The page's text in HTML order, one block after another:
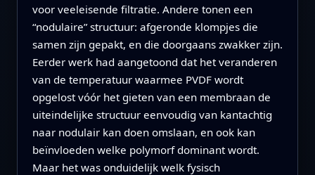
voor veeleisende filtratie. Andere tonen een
“nodulaire” structuur: afgeronde klompjes die
samen zijn gepakt, en die doorgaans zwakker zijn.
Eerder werk had aangetoond dat het veranderen
van de temperatuur waarmee PVDF wordt
opgelost vóór het gieten van een membraan de
uiteindelijke structuur eenvoudig van kantachtig
naar nodulair kan doen omslaan, en ook kan
beïnvloeden welke polymorf dominant wordt.
Maar het was onduidelijk welk fysisch